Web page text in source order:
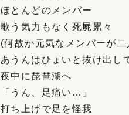
ほとんどのメンバー
歌う気力もなく死屍累々
(何故か元気なメンバーが
あうんはひょいと抜け出し
夜中に琵琶湖へ
「うん、足痛い…」
打ち上げで足を怪我